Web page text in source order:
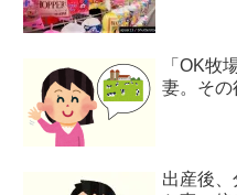
「OK牧
妻。そ
出産後